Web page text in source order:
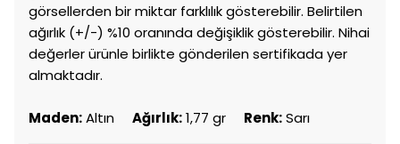
görsellerden bir miktar farklılık gösterebilir. Belirtilen
ağırlık (+/-) %10 oranında değişiklik gösterebilir. Nihai
değerler ürünle birlikte gönderilen sertifikada yer
almaktadır.
Maden:Altın Ağırlık:1,77 gr Renk:Sarı